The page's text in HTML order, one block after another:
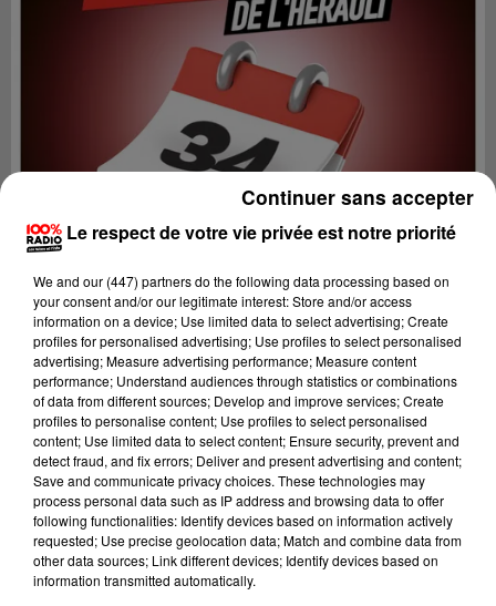
Lecture (1 min 9 sec)
100%
100% Radio l'agenda de l'Hérault
Le respect de votre vie privée est notre priorité
We and our (447) partnersdo the following data processing based on
your consent and/or our legitimate interest: Store and/or access
information on a device; Use limited data to select advertising; Create
profiles for personalised advertising; Use profiles to select personalised
advertising; Measure advertising performance; Measure content
performance; Understand audiences through statistics or combinations
of data from different sources; Develop and improve services; Create
profiles to personalise content; Use profiles to select personalised
content; Use limited data to select content; Ensure security, prevent and
detect fraud, and fix errors; Deliver and present advertising and content;
Save and communicate privacy choices. These technologies may
process personal data such as IP address and browsing data to offer
following functionalities: Identify devices based on information actively
requested; Use precise geolocation data; Match and combine data from
other data sources; Link different devices; Identify devices based on
information transmitted automatically.
Continuer sans accepter